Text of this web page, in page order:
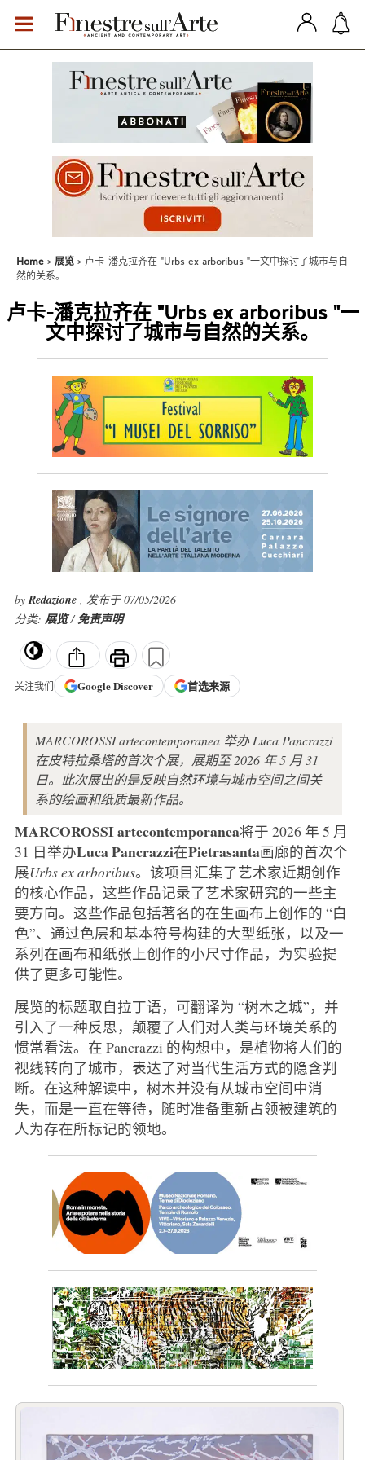
Home 展览
卢卡-潘克拉齐在 "Urbs ex arboribus "一文中探讨了城市与自
然的关系。
卢卡-潘克拉齐在 "Urbs ex arboribus "一
文中探讨了城市与自然的关系。
byRedazione , 发布于 07/05/2026
分类: 展览/免责声明
关注我们 GoogleDiscover 首选来源
MARCOROSSI artecontemporanea 举办 Luca Pancrazzi
在皮特拉桑塔的首次个展，展期至 2026 年 5 月 31
日。此次展出的是反映自然环境与城市空间之间关
系的绘画和纸质最新作品。
MARCOROSSIartecontemporanea将于 2026 年 5 月
31 日举办LucaPancrazzi在Pietrasanta画廊的首次个
展Urbs ex arboribus。该项目汇集了艺术家近期创作
的核心作品，这些作品记录了艺术家研究的一些主
要方向。这些作品包括著名的在生画布上创作的 “白
色”、通过色层和基本符号构建的大型纸张，以及一
系列在画布和纸张上创作的小尺寸作品，为实验提
供了更多可能性。
展览的标题取自拉丁语，可翻译为 “树木之城”，并
引入了一种反思，颠覆了人们对人类与环境关系的
惯常看法。在 Pancrazzi 的构想中，是植物将人们的
视线转向了城市，表达了对当代生活方式的隐含判
断。在这种解读中，树木并没有从城市空间中消
失，而是一直在等待，随时准备重新占领被建筑的
人为存在所标记的领地。